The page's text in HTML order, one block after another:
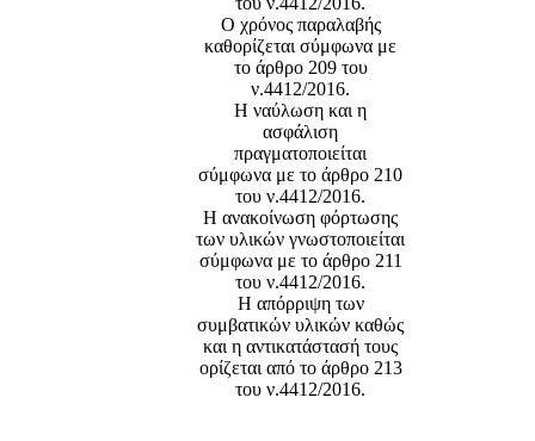
Ο χρόνος παραλαβής
καθορίζεται σύμφωνα με
το άρθρο 209 του
ν.4412/2016.
Η ναύλωση και η
ασφάλιση
πραγματοποιείται
σύμφωνα με το άρθρο 210
του ν.4412/2016.
Η ανακοίνωση φόρτωσης
των υλικών γνωστοποιείται
σύμφωνα με το άρθρο 211
του ν.4412/2016.
Η απόρριψη των
συμβατικών υλικών καθώς
και η αντικατάστασή τους
ορίζεται από το άρθρο 213
του ν.4412/2016.